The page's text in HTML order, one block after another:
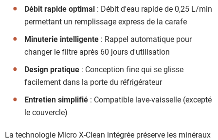
Débit rapide optimal : Débit d'eau rapide de 0,25 L/min
permettant un remplissage express de la carafe
Minuterie intelligente : Rappel automatique pour
changer le filtre après 60 jours d'utilisation
Design pratique : Conception fine qui se glisse
facilement dans la porte du réfrigérateur
Entretien simplifié : Compatible lave-vaisselle (excepté
le couvercle)
La technologie Micro X-Clean intégrée préserve les minéraux